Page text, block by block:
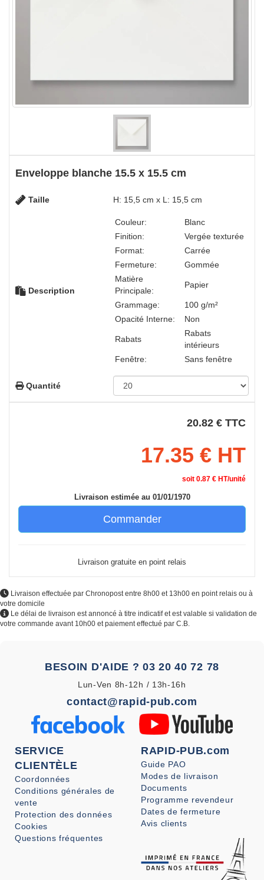
Enveloppe blanche 15.5 x 15.5 cm
Taille H: 15,5 cm x L: 15,5 cm
Description
Couleur:
Blanc
Finition:
Vergée texturée
Format:
Carrée
Fermeture:
Gommée
Matière
Principale:
Papier
Grammage:
100 g/m²
Opacité Interne:
Non
Rabats
Rabats
intérieurs
Fenêtre:
Sans fenêtre
Quantité
20.82 € TTC
17.35 € HT
soit 0.87 € HT/unité
Livraison estimée au 01/01/1970
Livraison gratuite en point relais
Livraison effectuée par Chronopost entre 8h00 et 13h00 en point relais ou à
votre domicile
Le délai de livraison est annoncé à titre indicatif et est valable si validation de
votre commande avant 10h00 et paiement effectué par C.B.
BESOIN D'AIDE ?03 20 40 72 78
Lun-Ven 8h-12h / 13h-16h
contact@rapid-pub.com
SERVICE
CLIENTÈLE
Coordonnées
Conditions générales de
vente
Protection des données
Cookies
Questions fréquentes
RAPID-PUB.com
Guide PAO
Modes de livraison
Documents
Programme revendeur
Dates de fermeture
Avis clients